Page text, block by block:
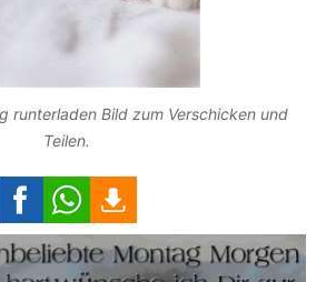
runterladen Bild zum Verschicken und
Teilen.